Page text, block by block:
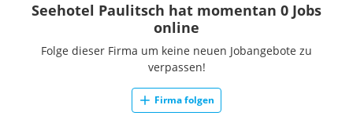
Seehotel Paulitsch hat momentan 0 Jobs
online
Folge dieser Firma um keine neuen Jobangebote zu
verpassen!
Firma folgen